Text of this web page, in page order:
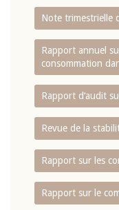
Note trimestrielle
Rapport annuel
consommation
Rapport d‘audit
Revue de la
Rapport sur les
Rapport sur le